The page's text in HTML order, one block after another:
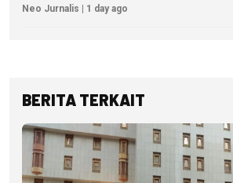
Neo Jurnalis | 1 day ago
BERITA TERKAIT